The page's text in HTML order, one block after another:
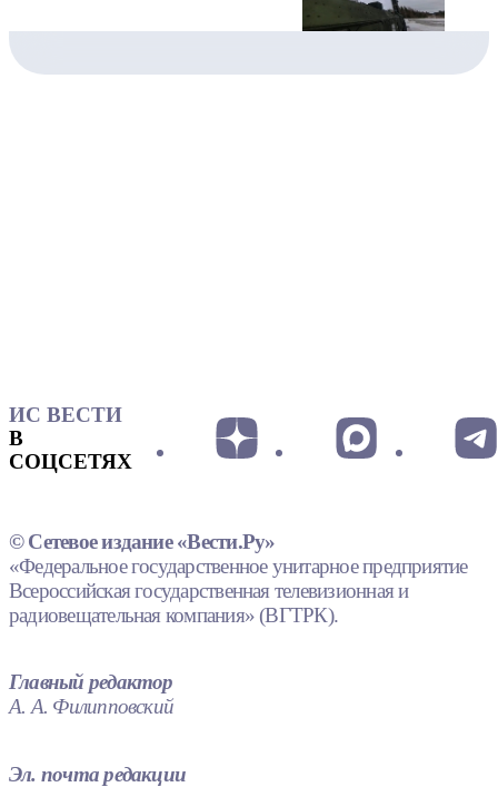
ИС ВЕСТИ
В
СОЦСЕТЯХ
© Сетевое издание «Вести.Ру»
«Федеральное государственное унитарное предприятие
Всероссийская государственная телевизионная и
радиовещательная компания» (ВГТРК).
Главный редактор
А. А. Филипповский
Эл. почта редакции